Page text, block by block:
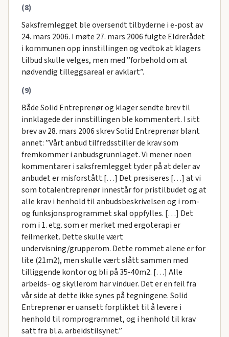
(8)
Saksfremlegget ble oversendt tilbyderne i e-post av
24. mars 2006. I møte 27. mars 2006 fulgte Eldrerådet
i kommunen opp innstillingen og vedtok at klagers
tilbud skulle velges, men med ”forbehold om at
nødvendig tilleggsareal er avklart”.
(9)
Både Solid Entreprenør og klager sendte brev til
innklagede der innstillingen ble kommentert. I sitt
brev av 28. mars 2006 skrev Solid Entreprenør blant
annet: ”Vårt anbud tilfredsstiller de krav som
fremkommer i anbudsgrunnlaget. Vi mener noen
kommentarer i saksfremlegget tyder på at deler av
anbudet er misforstått.[…] Det presiseres […] at vi
som totalentreprenør innestår for pristilbudet og at
alle krav i henhold til anbudsbeskrivelsen og i rom-
og funksjonsprogrammet skal oppfylles. […] Det
rom i 1. etg. som er merket med ergoterapi er
feilmerket. Dette skulle vært
undervisning/grupperom. Dette rommet alene er for
lite (21m2), men skulle vært slått sammen med
tilliggende kontor og bli på 35-40m2. […] Alle
arbeids- og skyllerom har vinduer. Det er en feil fra
vår side at dette ikke synes på tegningene. Solid
Entreprenør er uansett forpliktet til å levere i
henhold til romprogrammet, og i henhold til krav
satt fra bl.a. arbeidstilsynet.”